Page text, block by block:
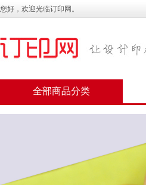
您好，欢迎光临订印网。
全部商品分类